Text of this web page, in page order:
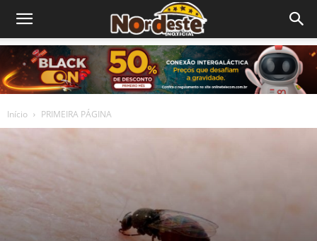
Início PRIMEIRA PÁGINA